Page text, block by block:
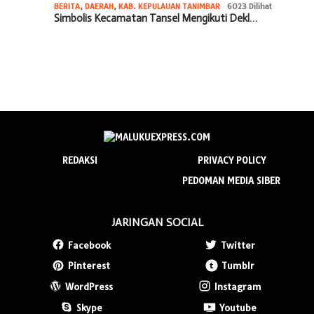
BERITA, DAERAH, KAB. KEPULAUAN TANIMBAR 6023 Dilihat
Simbolis Kecamatan Tansel Mengikuti Dekl…
REDAKSI
PRIVACY POLICY
PEDOMAN MEDIA SIBER
JARINGAN SOCIAL
Facebook
Twitter
Pinterest
Tumblr
WordPress
Instagram
Skype
Youtube